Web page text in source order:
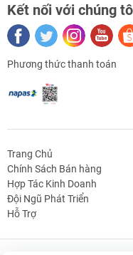
Định
Tải
Linh Kiện Siết -
Nối
Thông số kỹ thuật
- Loại PCB: Phíp thủy
- Phủ bảo vệ: màu xanh
Kết nối với chúng
Phương thức thanh toán
Trang Chủ
Chính Sách Bán hàng
Hợp Tác Kinh Doanh
Đội Ngũ Phát Triển
Hỗ Trợ